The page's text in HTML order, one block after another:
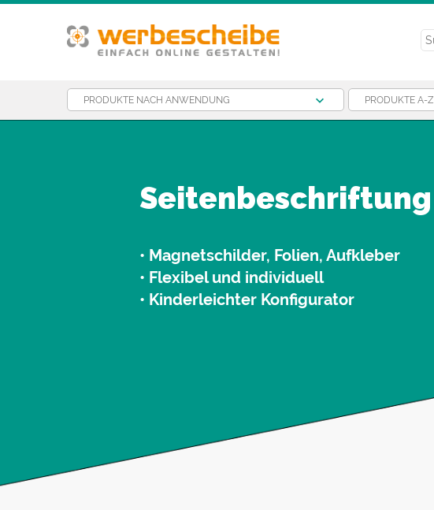
PRODUKTE NACH ANWENDUNG PRODUKTE A-Z
Seitenbeschriftung
• Magnetschilder, Folien, Aufkleber
• Flexibel und individuell
• Kinderleichter Konfigurator